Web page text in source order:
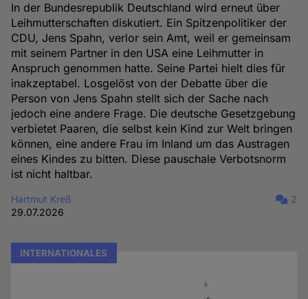
In der Bundesrepublik Deutschland wird erneut über
Leihmutterschaften diskutiert. Ein Spitzenpolitiker der
CDU, Jens Spahn, verlor sein Amt, weil er gemeinsam
mit seinem Partner in den USA eine Leihmutter in
Anspruch genommen hatte. Seine Partei hielt dies für
inakzeptabel. Losgelöst von der Debatte über die
Person von Jens Spahn stellt sich der Sache nach
jedoch eine andere Frage. Die deutsche Gesetzgebung
verbietet Paaren, die selbst kein Kind zur Welt bringen
können, eine andere Frau im Inland um das Austragen
eines Kindes zu bitten. Diese pauschale Verbotsnorm
ist nicht haltbar.
Hartmut Kreß
29.07.2026
2
INTERNATIONALES